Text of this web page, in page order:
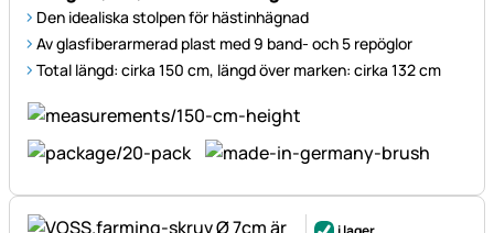
Den idealiska stolpen för hästinhägnad
Av glasfiberarmerad plast med 9 band- och 5 repöglor
Total längd: cirka 150 cm, längd över marken: cirka 132 cm